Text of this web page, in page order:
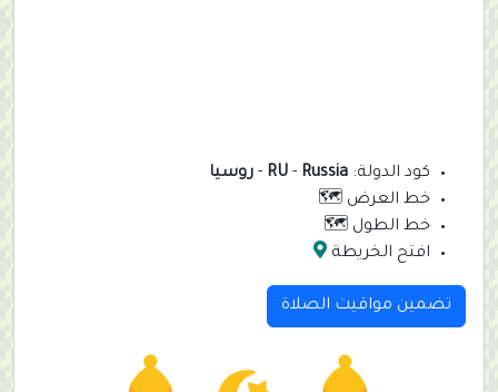
كود الدولة: RU - Russia
- روسيا
خط العرض 🗺️
خط الطول 🗺️
افتح الخريطة
تضمين مواقيت الصلاة